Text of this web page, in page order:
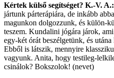
Kértek külső segítséget? K.-V. A.:
jártunk párterápiára, de inkább
magunkon dolgozzunk, és külön-
teszem. Kundalini jógára járok,
egy-két órát beszélgetünk, és
Ebből is látszik, mennyire
vagyunk. Anita, hogy testileg-
csinálok? Bokszolok! (nevet)